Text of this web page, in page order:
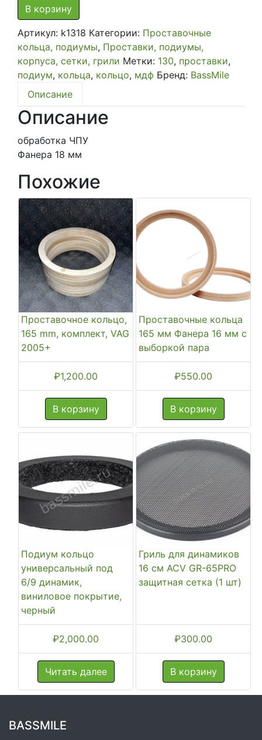
Проставочные
кольца,
пара,
в
ассортименте
130
мм
узкое(фанера
18
В корзину
Артикул: k1318 Категории: Проставочные
кольца, подиумы, Проставки, подиумы,
корпуса, сетки, грили Метки: 130, проставки,
подиум, кольца, кольцо, мдф Бренд: BassMile
Описание
Описание
обработка ЧПУ
Фанера 18 мм
Похожие
Проставочное кольцо,
165 mm, комплект, VAG
2005+
₽1,200.00
В корзину
Проставочные кольца
165 мм Фанера 16 мм с
выборкой пара
₽550.00
В корзину
Подиум кольцо
универсальный под
6/9 динамик,
виниловое покрытие,
черный
₽2,000.00
Читать далее
Гриль для динамиков
16 см ACV GR-65PRO
защитная сетка (1 шт)
₽300.00
В корзину
BASSMILE